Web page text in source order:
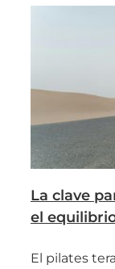
La clave
el
El pilates